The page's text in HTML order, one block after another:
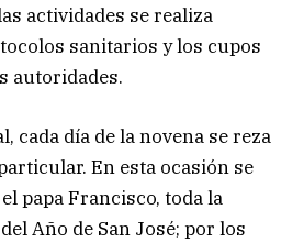
actividades se realiza
sanitarios y los cupos
autoridades.
cada día de la novena se reza
En esta ocasión se
papa Francisco, toda la
Año de San José; por los